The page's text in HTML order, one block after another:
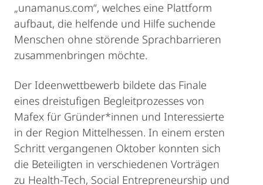
„unamanus.com“, welches eine Plattform
aufbaut, die helfende und Hilfe suchende
Menschen ohne störende Sprachbarrieren
zusammenbringen möchte.
Der Ideenwettbewerb bildete das Finale
eines dreistufigen Begleitprozesses von
Mafex für Gründer*innen und Interessierte
in der Region Mittelhessen. In einem ersten
Schritt vergangenen Oktober konnten sich
die Beteiligten in verschiedenen Vorträgen
zu Health-Tech, Social Entrepreneurship und